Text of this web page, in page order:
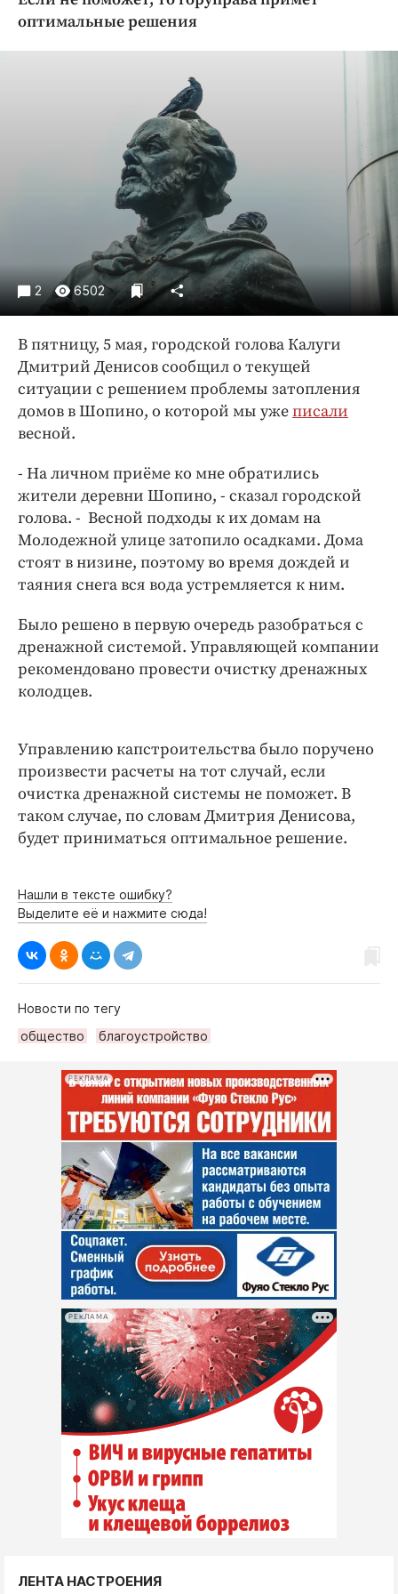
Праздники
Происшествия
Экономика и бизнес
ПРОЕКТЫ
Издания
Медиаперсона
Интересное чтиво
Клиника года
Работодатель года
оптимальные решения
2 6502
В пятницу, 5 мая, городской голова Калуги
Дмитрий Денисов сообщил о текущей
ситуации с решением проблемы затопления
домов в Шопино, о которой мы ужеписали
весной.
- На личном приёме ко мне обратились
жители деревни Шопино, - сказал городской
голова. - Весной подходы к их домам на
Молодежной улице затопило осадками. Дома
стоят в низине, поэтому во время дождей и
таяния снега вся вода устремляется к ним.
Было решено в первую очередь разобраться с
дренажной системой. Управляющей компании
рекомендовано провести очистку дренажных
колодцев.
Управлению капстроительства было поручено
произвести расчеты на тот случай, если
очистка дренажной системы не поможет. В
таком случае, по словам Дмитрия Денисова,
будет приниматься оптимальное решение.
Нашли в тексте ошибку?
Выделите её и нажмите сюда!
Новости по тегу
общество
благоустройство
РЕКЛАМА
РЕКЛАМА
ЛЕНТА НАСТРОЕНИЯ